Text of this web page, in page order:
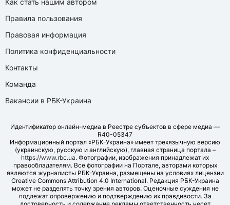
Правила пользования
Правовая информация
Политика конфиденциальности
Контакты
Команда
Вакансии в РБК-Украина
Идентификатор онлайн-медиа в Реестре субъектов в сфере медиа —
R40-05347
Информационный портал «РБК-Украина» имеет трехязычную версию
(украинскую, русскую и английскую), главная страница портала –
https://www.rbc.ua. Фотографии, изображения принадлежат их
правообладателям. Все фотографии на Портале, авторами которых
являются журналисты РБК-Украина, размещены на условиях лицензии
Creative Commons Attribution 4.0 International. Редакция РБК-Украина
может не разделять точку зрения авторов. Оценочные суждения не
подлежат опровержению и подтверждению их правдивости. За